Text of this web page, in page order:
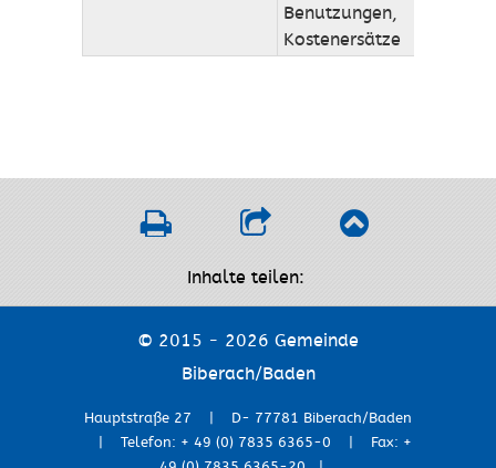
Benutzungen,
Kostenersätze
Inhalte teilen:
© 2015 - 2026 Gemeinde
Biberach/Baden
Hauptstraße 27 | D- 77781 Biberach/Baden
| Telefon: + 49 (0) 7835 6365-0 | Fax: +